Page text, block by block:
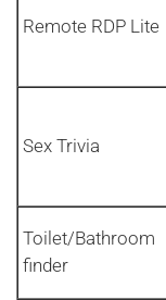
Remote RDP Lite
Sex Trivia
Toilet/Bathroom
finder